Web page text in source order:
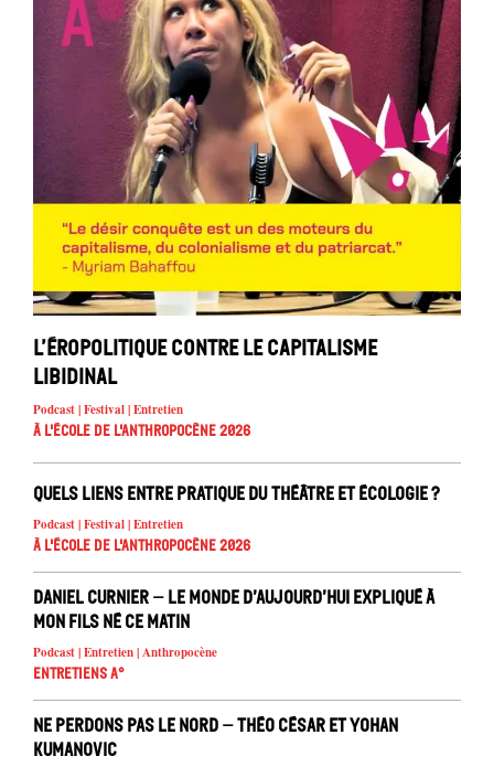
L’éropolitique contre le capitalisme
libidinal
Podcast | Festival | Entretien
À l'école de l'Anthropocène 2026
Quels liens entre pratique du théâtre et écologie ?
Podcast | Festival | Entretien
À l'école de l'Anthropocène 2026
Daniel Curnier – Le Monde d’aujourd’hui expliqué à
mon fils né ce matin
Podcast | Entretien | Anthropocène
Entretiens A°
Ne Perdons pas le nord – Théo César et Yohan
Kumanovic